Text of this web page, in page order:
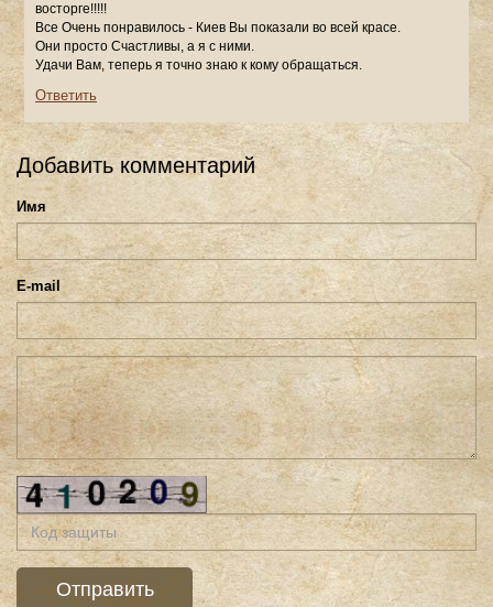
восторге!!!!!
Все Очень понравилось - Киев Вы показали во всей красе.
Они просто Счастливы, а я с ними.
Удачи Вам, теперь я точно знаю к кому обращаться.
Ответить
Добавить комментарий
Имя
E-mail